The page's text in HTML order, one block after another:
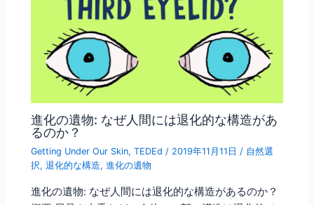
進化の遺物: なぜ人間には退化的な構造があ
るのか？
Getting Under Our Skin,TEDEd / 2019年11月11日/ 自然選
択,退化的な構造,進化の遺物
進化の遺物: なぜ人間には退化的な構造があるのか？